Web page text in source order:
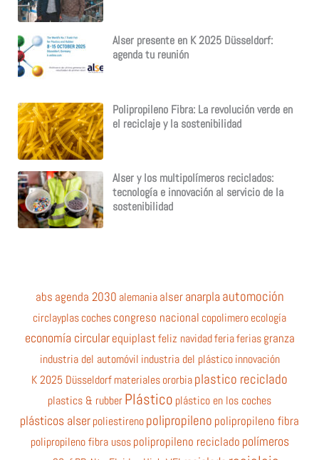
Alser presente en K 2025 Düsseldorf:
agenda tu reunión
Polipropileno Fibra: La revolución verde en
el reciclaje y la sostenibilidad
Alser y los multipolímeros reciclados:
tecnología e innovación al servicio de la
sostenibilidad
abs agenda 2030 alemania alser anarpla automoción
circlayplascochescongreso nacional copolimeroecología
economía circular equiplastfeliz navidadferiaferias granza
industria del automóvil industria del plástico innovación
K 2025 Düsseldorfmaterialesororbiaplastico reciclado
plastics & rubberPlástico plástico en los coches
plásticos alserpoliestirenopolipropileno polipropileno fibra
polipropileno fibra usos polipropileno reciclado polímeros